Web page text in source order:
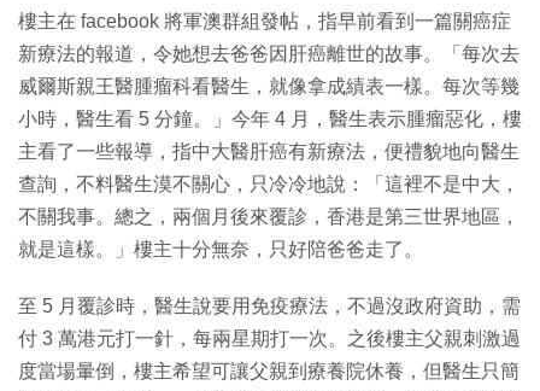
樓主在 facebook 將軍澳群組發帖，指早前看到一篇關癌症
新療法的報道，令她想去爸爸因肝癌離世的故事。「每次去
威爾斯親王醫腫瘤科看醫生，就像拿成績表一樣。每次等幾
小時，醫生看 5 分鐘。」今年 4 月，醫生表示腫瘤惡化，樓
主看了一些報導，指中大醫肝癌有新療法，便禮貌地向醫生
查詢，不料醫生漠不關心，只冷冷地說：「這裡不是中大，
不關我事。總之，兩個月後來覆診，香港是第三世界地區，
就是這樣。」樓主十分無奈，只好陪爸爸走了。
至 5 月覆診時，醫生說要用免疫療法，不過沒政府資助，需
付 3 萬港元打一針，每兩星期打一次。之後樓主父親刺激過
度當場暈倒，樓主希望可讓父親到療養院休養，但醫生只簡